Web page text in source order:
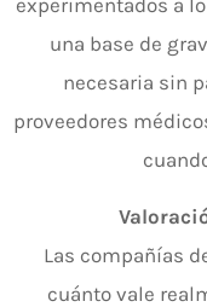
experimentados a
una base de
necesaria sin
proveedores
Las compañías
cuánto vale